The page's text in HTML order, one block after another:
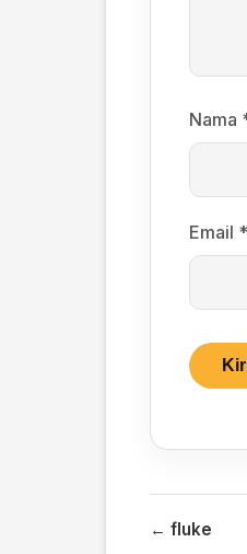
Nama
Email *
← fluke